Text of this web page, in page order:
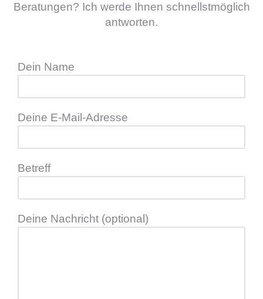
Beratungen? Ich werde Ihnen schnellstmöglich
antworten.
Dein Name
Deine E-Mail-Adresse
Betreff
Deine Nachricht (optional)